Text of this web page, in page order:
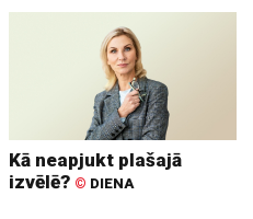
Kā neapjukt plašajā
izvēlē? © DIENA